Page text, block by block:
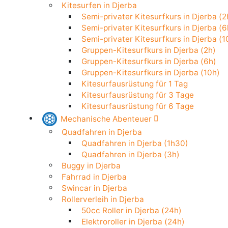
Stand Up Paddle in Djerba
Kitesurfen in Djerba
Semi-privater Kitesurfkurs in Djerba
Semi-privater Kitesurfkurs in Djerba
Semi-privater Kitesurfkurs in Djerba
Gruppen-Kitesurfkurs in Djerba (2h)
Gruppen-Kitesurfkurs in Djerba (6h)
Gruppen-Kitesurfkurs in Djerba (10h)
Kitesurfausrüstung für 1 Tag
Kitesurfausrüstung für 3 Tage
Kitesurfausrüstung für 6 Tage
Mechanische Abenteuer
Quadfahren in Djerba
Quadfahren in Djerba (1h30)
Quadfahren in Djerba (3h)
Buggy in Djerba
Fahrrad in Djerba
Swincar in Djerba
Rollerverleih in Djerba